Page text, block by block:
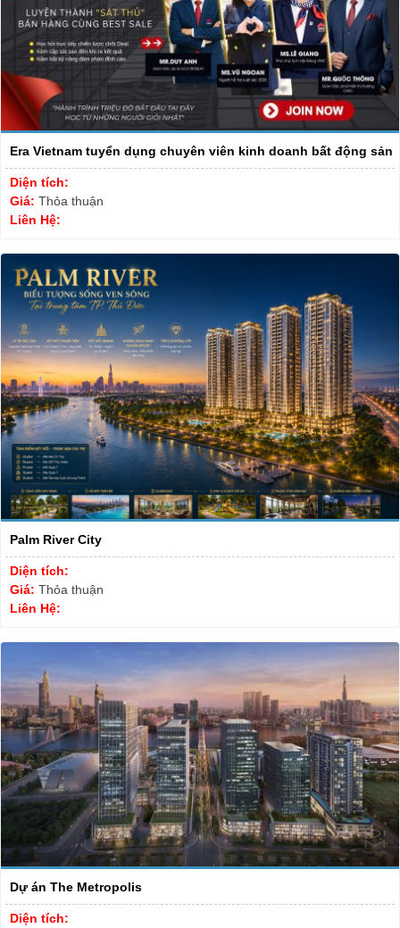
Era Vietnam tuyển dụng chuyên viên kinh doanh bất động sản
Diện tích:
Giá: Thỏa thuận
Liên Hệ:
Palm River City
Diện tích:
Giá: Thỏa thuận
Liên Hệ:
Dự án The Metropolis
Diện tích: